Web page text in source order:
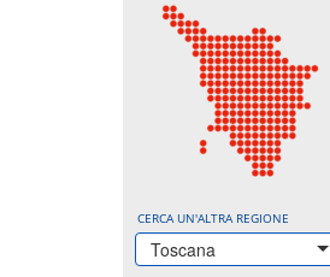
CERCA UN'ALTRA REGIONE
Toscana